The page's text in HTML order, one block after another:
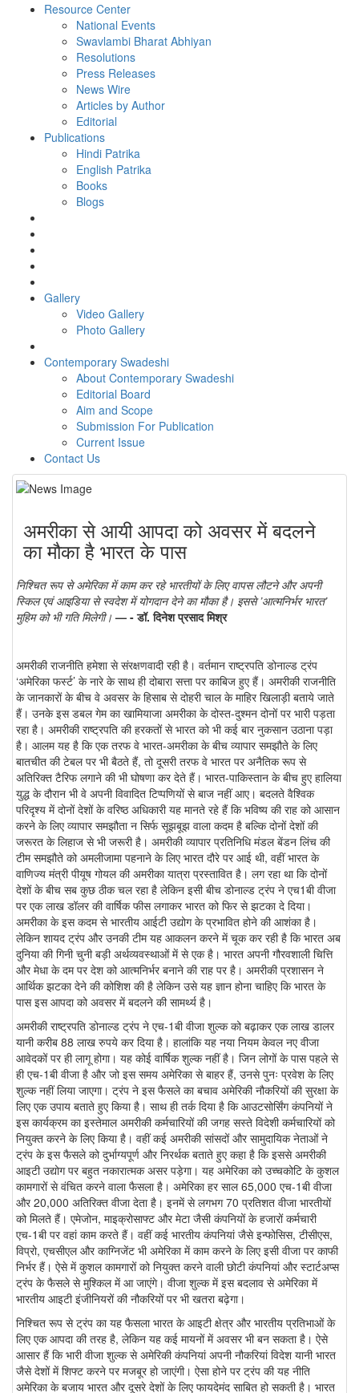
Resource Center
National Events
Swavlambi Bharat Abhiyan
Resolutions
Press Releases
News Wire
Articles by Author
Editorial
Publications
Hindi Patrika
English Patrika
Books
Blogs
Gallery
Video Gallery
Photo Gallery
Contemporary Swadeshi
About Contemporary Swadeshi
Editorial Board
Aim and Scope
Submission For Publication
Current Issue
Contact Us
अमरीका से आयी आपदा को अवसर में बदलने
का मौका है भारत के पास
निश्चित रूप से अमेरिका में काम कर रहे भारतीयों के लिए वापस लौटने और अपनी
स्किल एवं आइडिया से स्वदेश में योगदान देने का मौका है। इससे ’आत्मनिर्भर भारत’
मुहिम को भी गति मिलेगी। — - डॉ. दिनेश प्रसाद मिश्र
अमरीकी राजनीति हमेशा से संरक्षणवादी रही है। वर्तमान राष्ट्रपति डोनाल्ड ट्रंप
‘अमेरिका फर्स्ट’ के नारे के साथ ही दोबारा सत्ता पर काबिज हुए हैं। अमरीकी राजनीति
के जानकारों के बीच वे अवसर के हिसाब से दोहरी चाल के माहिर खिलाड़ी बताये जाते
हैं। उनके इस डबल गेम का खामियाजा अमरीका के दोस्त-दुश्मन दोनों पर भारी पड़ता
रहा है। अमरीकी राष्ट्रपति की हरकतों से भारत को भी कई बार नुकसान उठाना पड़ा
है। आलम यह है कि एक तरफ वे भारत-अमरीका के बीच व्यापार समझौते के लिए
बातचीत की टेबल पर भी बैठते हैं, तो दूसरी तरफ वे भारत पर अनैतिक रूप से
अतिरिक्त टैरिफ लगाने की भी घोषणा कर देते हैं। भारत-पाकिस्तान के बीच हुए हालिया
युद्ध के दौरान भी वे अपनी विवादित टिप्पणियों से बाज नहीं आए। बदलते वैश्विक
परिदृश्य में दोनों देशों के वरिष्ठ अधिकारी यह मानते रहे हैं कि भविष्य की राह को आसान
करने के लिए व्यापार समझौता न सिर्फ सूझबूझ वाला कदम है बल्कि दोनों देशों की
जरूरत के लिहाज से भी जरूरी है। अमरीकी व्यापार प्रतिनिधि मंडल बेंडन लिंच की
टीम समझौते को अमलीजामा पहनाने के लिए भारत दौरे पर आई थी, वहीं भारत के
वाणिज्य मंत्री पीयूष गोयल की अमरीका यात्रा प्रस्तावित है। लग रहा था कि दोनों
देशों के बीच सब कुछ ठीक चल रहा है लेकिन इसी बीच डोनाल्ड ट्रंप ने एच1बी वीजा
पर एक लाख डॉलर की वार्षिक फीस लगाकर भारत को फिर से झटका दे दिया।
अमरीका के इस कदम से भारतीय आईटी उद्योग के प्रभावित होने की आशंका है।
लेकिन शायद ट्रंप और उनकी टीम यह आकलन करने में चूक कर रही है कि भारत अब
दुनिया की गिनी चुनी बड़ी अर्थव्यवस्थाओं में से एक है। भारत अपनी गौरवशाली चित्ति
और मेधा के दम पर देश को आत्मनिर्भर बनाने की राह पर है। अमरीकी प्रशासन ने
आर्थिक झटका देने की कोशिश की है लेकिन उसे यह ज्ञान होना चाहिए कि भारत के
पास इस आपदा को अवसर में बदलने की सामर्थ्य है।
अमरीकी राष्ट्रपति डोनाल्ड ट्रंप ने एच-1बी वीजा शुल्क को बढ़ाकर एक लाख डालर
यानी करीब 88 लाख रुपये कर दिया है। हालांकि यह नया नियम केवल नए वीजा
आवेदकों पर ही लागू होगा। यह कोई वार्षिक शुल्क नहीं है। जिन लोगों के पास पहले से
ही एच-1बी वीजा है और जो इस समय अमेरिका से बाहर हैं, उनसे पुनः प्रवेश के लिए
शुल्क नहीं लिया जाएगा। ट्रंप ने इस फैसले का बचाव अमेरिकी नौकरियों की सुरक्षा के
लिए एक उपाय बताते हुए किया है। साथ ही तर्क दिया है कि आउटसोर्सिंग कंपनियों ने
इस कार्यक्रम का इस्तेमाल अमरीकी कर्मचारियों की जगह सस्ते विदेशी कर्मचारियों को
नियुक्त करने के लिए किया है। वहीं कई अमरीकी सांसदों और सामुदायिक नेताओं ने
ट्रंप के इस फैसले को दुर्भाग्यपूर्ण और निरर्थक बताते हुए कहा है कि इससे अमरीकी
आइटी उद्योग पर बहुत नकारात्मक असर पड़ेगा। यह अमेरिका को उच्चकोटि के कुशल
कामगारों से वंचित करने वाला फैसला है। अमेरिका हर साल 65,000 एच-1बी वीजा
और 20,000 अतिरिक्त वीजा देता है। इनमें से लगभग 70 प्रतिशत वीजा भारतीयों
को मिलते हैं। एमेजोन, माइक्रोसाफ्ट और मेटा जैसी कंपनियों के हजारों कर्मचारी
एच-1बी पर वहां काम करते हैं। वहीं कई भारतीय कंपनियां जैसे इन्फोसिस, टीसीएस,
विप्रो, एचसीएल और काग्निजेंट भी अमेरिका में काम करने के लिए इसी वीजा पर काफी
निर्भर हैं। ऐसे में कुशल कामगारों को नियुक्त करने वाली छोटी कंपनियां और स्टार्टअप्स
ट्रंप के फैसले से मुश्किल में आ जाएंगे। वीजा शुल्क में इस बदलाव से अमेरिका में
भारतीय आइटी इंजीनियरों की नौकरियों पर भी खतरा बढ़ेगा।
निश्चित रूप से ट्रंप का यह फैसला भारत के आइटी क्षेत्र और भारतीय प्रतिभाओं के
लिए एक आपदा की तरह है, लेकिन यह कई मायनों में अवसर भी बन सकता है। ऐसे
आसार हैं कि भारी वीजा शुल्क से अमेरिकी कंपनियां अपनी नौकरियां विदेश यानी भारत
जैसे देशों में शिफ्ट करने पर मजबूर हो जाएंगी। ऐसा होने पर ट्रंप की यह नीति
अमेरिका के बजाय भारत और दूसरे देशों के लिए फायदेमंद साबित हो सकती है। भारत